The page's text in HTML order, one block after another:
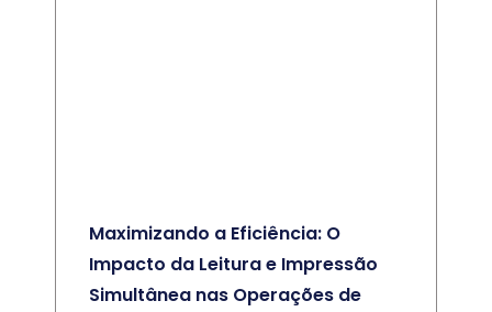
Maximizando a Eficiência: O
Impacto da Leitura e Impressão
Simultânea nas Operações de